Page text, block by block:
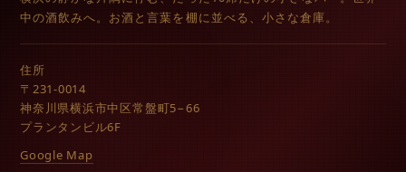
中の酒飲みへ。お酒と言葉を棚に並べる、小さな倉庫。
住所
〒231-0014
神奈川県横浜市中区常盤町5−66
プランタンビル6F
Google Map